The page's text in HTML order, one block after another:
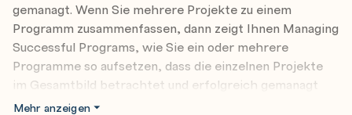
gemanagt. Wenn Sie mehrere Projekte zu einem
Programm zusammenfassen, dann zeigt Ihnen Managing
Successful Programs, wie Sie ein oder mehrere
Programme so aufsetzen, dass die einzelnen Projekte
im Gesamtbild betrachtet und erfolgreich gemanagt
werden können.
Mehr anzeigen